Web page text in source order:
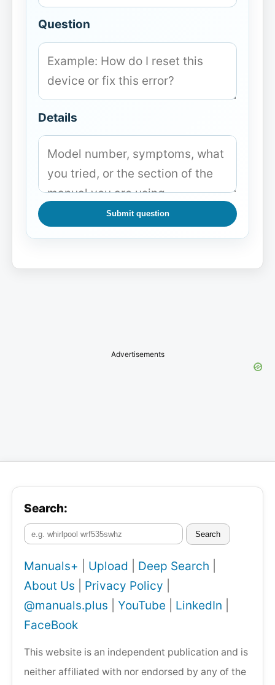
Question
Details
Submit question
Advertisements
Search:
Search
Manuals+ Upload Deep Search
About Us
Privacy Policy
@manuals.plus
YouTube LinkedIn
FaceBook
This website is an independent publication and is
neither affiliated with nor endorsed by any of the